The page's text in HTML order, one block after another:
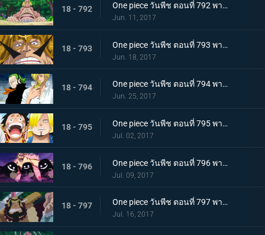
18 - 792 One piece วันพีช ตอนที่ 792 พากย์ไทย นักฆ่าของหม่าม๊า ลูฟี่กับป่าพิศวง!
Jun. 11, 2017
18 - 793 One piece วันพีช ตอนที่ 793 พากย์ไทย ประเทศลอยทะเล จัดจ์ กษัตริย์แห่งเจอร์ม่า
Jun. 18, 2017
18 - 794 One piece วันพีช ตอนที่ 794 พากย์ไทย พ่อลูกปะทะกัน จัดจ์ VS ซันจิ
Jun. 25, 2017
18 - 795 One piece วันพีช ตอนที่ 795 พากย์ไทย ความทะเยอทะยานที่ยิ่งใหญ่ บิ๊กมัมกับซีซ่าร์
Jul. 02, 2017
18 - 796 One piece วันพีช ตอนที่ 796 พากย์ไทย ดินแดนแห่งวิญญาณ ความสามารถที่น่ากลัวของมัม
Jul. 09, 2017
18 - 797 One piece วันพีช ตอนที่ 797 พากย์ไทย หัวหน้าใหญ่ ! 1 ใน 3 แม่ทัพแครกเกอร์ปรากฏตัว
Jul. 16, 2017